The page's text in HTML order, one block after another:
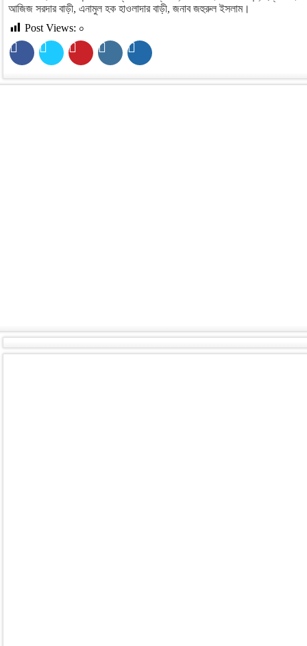
আজিজ সরদার বাড়ী, এনামুল হক হাওলাদার বাড়ী, জনাব জহুরুল ইসলাম।
Post Views: ০